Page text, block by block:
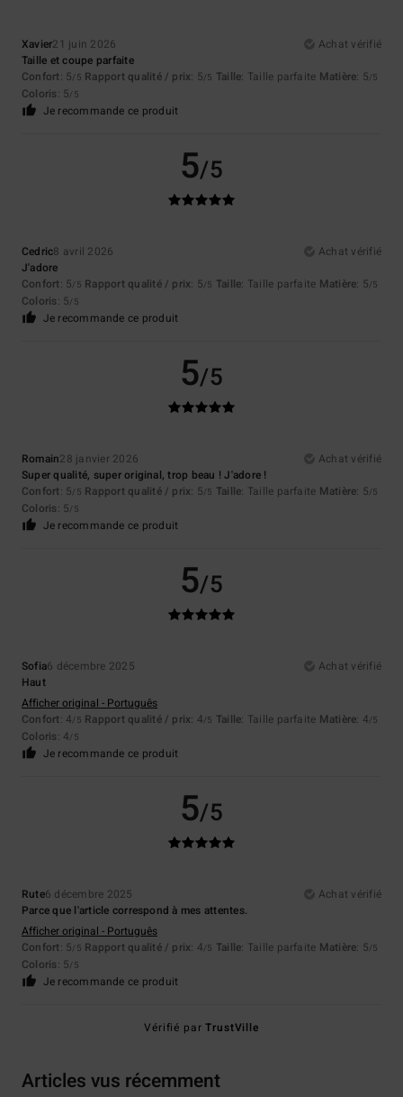
Xavier21 juin 2026
Achat vérifié
Taille et coupe parfaite
Confort: 5/5 Rapport qualité / prix: 5/5 Taille: Taille parfaite Matière: 5/5
Coloris: 5/5
Je recommande ce produit
5/5
Cedric8 avril 2026
Achat vérifié
J'adore
Confort: 5/5 Rapport qualité / prix: 5/5 Taille: Taille parfaite Matière: 5/5
Coloris: 5/5
Je recommande ce produit
5/5
Romain28 janvier 2026
Achat vérifié
Super qualité, super original, trop beau ! J'adore !
Confort: 5/5 Rapport qualité / prix: 5/5 Taille: Taille parfaite Matière: 5/5
Coloris: 5/5
Je recommande ce produit
5/5
Sofia6 décembre 2025
Achat vérifié
Haut
Afficher original - Português
Confort: 4/5 Rapport qualité / prix: 4/5 Taille: Taille parfaite Matière: 4/5
Coloris: 4/5
Je recommande ce produit
5/5
Rute6 décembre 2025
Achat vérifié
Parce que l'article correspond à mes attentes.
Afficher original - Português
Confort: 5/5 Rapport qualité / prix: 4/5 Taille: Taille parfaite Matière: 5/5
Coloris: 5/5
Je recommande ce produit
Vérifié parTrustVille
Articles vus récemment